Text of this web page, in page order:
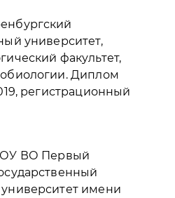
университет,
факультет,
Диплом
регистрационный
ВО Первый
имени